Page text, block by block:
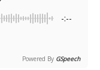
-:--
Powered By GSpeech